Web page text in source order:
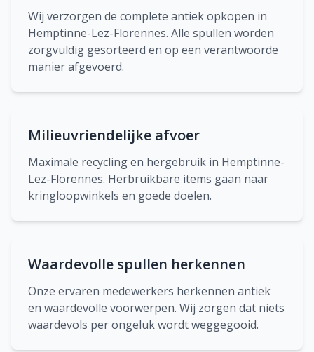
Wij verzorgen de complete antiek opkopen in
Hemptinne-Lez-Florennes. Alle spullen worden
zorgvuldig gesorteerd en op een verantwoorde
manier afgevoerd.
Milieuvriendelijke afvoer
Maximale recycling en hergebruik in Hemptinne-
Lez-Florennes. Herbruikbare items gaan naar
kringloopwinkels en goede doelen.
Waardevolle spullen herkennen
Onze ervaren medewerkers herkennen antiek
en waardevolle voorwerpen. Wij zorgen dat niets
waardevols per ongeluk wordt weggegooid.